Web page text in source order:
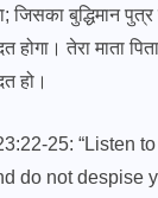
जिसका बुद्धिमान
होगा। तेरा माता
हो।
25: “Listen
do not despise